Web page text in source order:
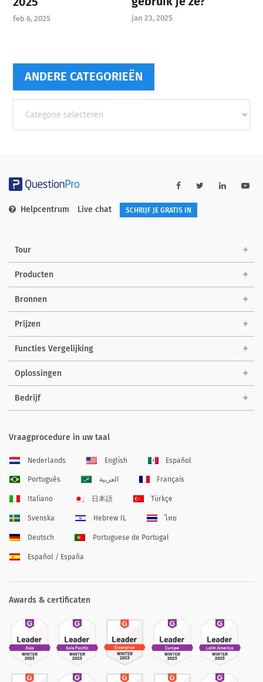
feb 6, 2025 jan 23, 2025
ANDERE CATEGORIEËN
categorieën
Helpcentrum Live chat SCHRIJF JE GRATIS IN
Tour
Producten
Bronnen
Prijzen
Functies Vergelijking
Oplossingen
Bedrijf
Vraagprocedure in uw taal
Nederlands English Español
Português العربية Français
Italiano 日本語 Türkçe
Svenska Hebrew IL ไทย
Deutsch Portuguese de Portugal
Español / España
Awards & certificaten